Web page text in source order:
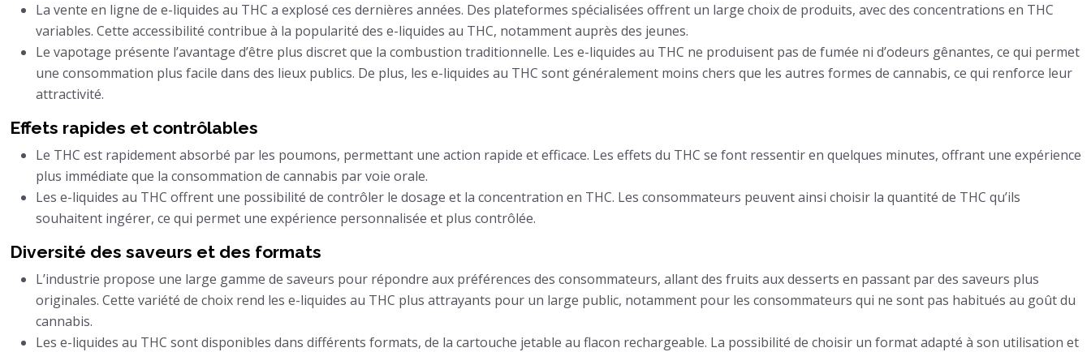
La vente en ligne de e-liquides au THC a explosé ces dernières années. Des plateformes spécialisées offrent un large choix de produits, avec des concentrations en THC
variables. Cette accessibilité contribue à la popularité des e-liquides au THC, notamment auprès des jeunes.
Le vapotage présente l’avantage d’être plus discret que la combustion traditionnelle. Les e-liquides au THC ne produisent pas de fumée ni d’odeurs gênantes, ce qui permet
une consommation plus facile dans des lieux publics. De plus, les e-liquides au THC sont généralement moins chers que les autres formes de cannabis, ce qui renforce leur
attractivité.
Effets rapides et contrôlables
Le THC est rapidement absorbé par les poumons, permettant une action rapide et efficace. Les effets du THC se font ressentir en quelques minutes, offrant une expérience
plus immédiate que la consommation de cannabis par voie orale.
Les e-liquides au THC offrent une possibilité de contrôler le dosage et la concentration en THC. Les consommateurs peuvent ainsi choisir la quantité de THC qu’ils
souhaitent ingérer, ce qui permet une expérience personnalisée et plus contrôlée.
Diversité des saveurs et des formats
L’industrie propose une large gamme de saveurs pour répondre aux préférences des consommateurs, allant des fruits aux desserts en passant par des saveurs plus
originales. Cette variété de choix rend les e-liquides au THC plus attrayants pour un large public, notamment pour les consommateurs qui ne sont pas habitués au goût du
cannabis.
Les e-liquides au THC sont disponibles dans différents formats, de la cartouche jetable au flacon rechargeable. La possibilité de choisir un format adapté à son utilisation et